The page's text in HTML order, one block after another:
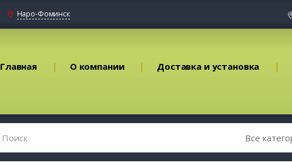
Наро-Фоминск
Главная О компании Доставка и установка